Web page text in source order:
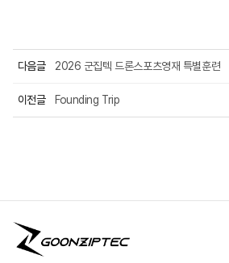
다음글 2026 군집텍 드론스포츠영재 특별훈련
이전글 Founding Trip